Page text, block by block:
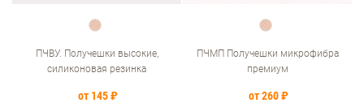
ПЧВУ. Получешки высокие,
силиконовая резинка
от 145 ₽
ПЧМП Получешки микрофибра
премиум
от 260 ₽